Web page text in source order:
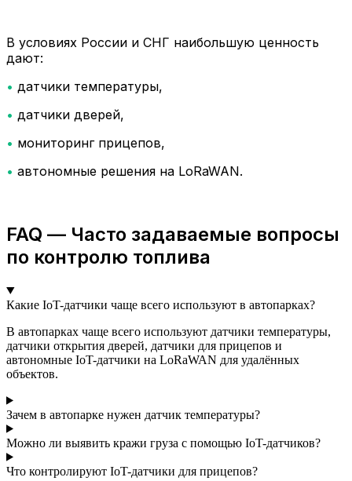
В условиях России и СНГ наибольшую ценность
дают:
• датчики температуры,
• датчики дверей,
• мониторинг прицепов,
• автономные решения на LoRaWAN.
FAQ — Часто задаваемые вопросы
по контролю топлива
Какие IoT-датчики чаще всего используют в автопарках?
В автопарках чаще всего используют датчики температуры,
датчики открытия дверей, датчики для прицепов и
автономные IoT-датчики на LoRaWAN для удалённых
объектов.
Зачем в автопарке нужен датчик температуры?
Можно ли выявить кражи груза с помощью IoT-датчиков?
Что контролируют IoT-датчики для прицепов?